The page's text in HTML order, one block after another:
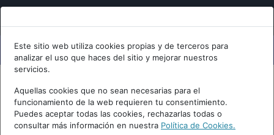
Este sitio web utiliza cookies propias y de terceros para
analizar el uso que haces del sitio y mejorar nuestros
servicios.
Aquellas cookies que no sean necesarias para el
funcionamiento de la web requieren tu consentimiento.
Puedes aceptar todas las cookies, rechazarlas todas o
consultar más información en nuestra Política de Cookies.